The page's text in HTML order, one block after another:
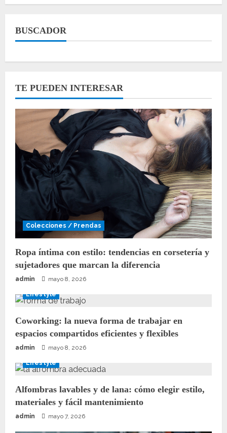
BUSCADOR
TE PUEDEN INTERESAR
Colecciones / Prendas
Ropa íntima con estilo: tendencias en corsetería y
sujetadores que marcan la diferencia
admin mayo 8, 2026
Lifestyle
Coworking: la nueva forma de trabajar en
espacios compartidos eficientes y flexibles
admin mayo 8, 2026
Lifestyle
Alfombras lavables y de lana: cómo elegir estilo,
materiales y fácil mantenimiento
admin mayo 7, 2026